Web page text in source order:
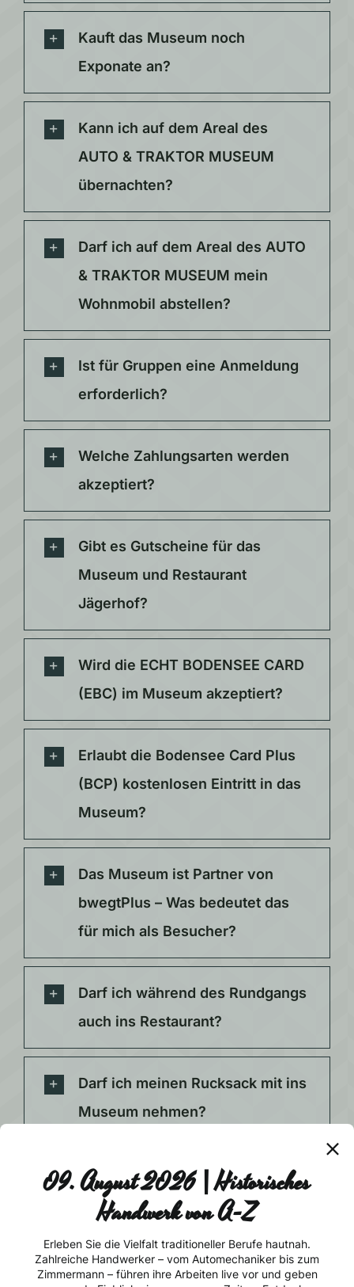
Kauft das Museum noch
Exponate an?
Kann ich auf dem Areal des
AUTO & TRAKTOR MUSEUM
übernachten?
Darf ich auf dem Areal des AUTO
& TRAKTOR MUSEUM mein
Wohnmobil abstellen?
Ist für Gruppen eine Anmeldung
erforderlich?
Welche Zahlungsarten werden
akzeptiert?
Gibt es Gutscheine für das
Museum und Restaurant
Jägerhof?
Wird die ECHT BODENSEE CARD
(EBC) im Museum akzeptiert?
Erlaubt die Bodensee Card Plus
(BCP) kostenlosen Eintritt in das
Museum?
Das Museum ist Partner von
bwegtPlus – Was bedeutet das
für mich als Besucher?
Darf ich während des Rundgangs
auch ins Restaurant?
Darf ich meinen Rucksack mit ins
Museum nehmen?
Sind Parkplätze direkt vor Ort
vorhanden? Sind diese gratis?
Darf ich meinen Hund mit ins
09. August 2026 | Historisches
Handwerk von A-Z
Erleben Sie die Vielfalt traditioneller Berufe hautnah.
Zahlreiche Handwerker – vom Automechaniker bis zum
Zimmermann – führen ihre Arbeiten live vor und geben
Keine Neuigkeit mehr
verpassen!